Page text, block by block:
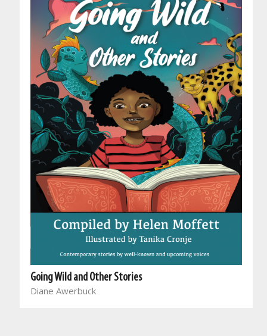
Going Wild and Other Stories
Diane Awerbuck